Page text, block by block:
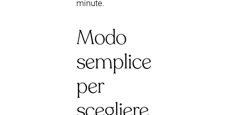
minute.
Modo
semplice
per